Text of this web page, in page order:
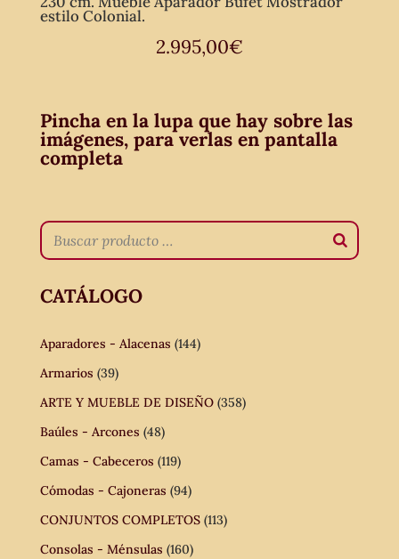
estilo Colonial.
2.995,00€
Pincha en la lupa que hay sobre las
imágenes, para verlas en pantalla
completa
CATÁLOGO
Aparadores - Alacenas (144)
Armarios (39)
ARTE Y MUEBLE DE DISEÑO (358)
Baúles - Arcones (48)
Camas - Cabeceros (119)
Cómodas - Cajoneras (94)
CONJUNTOS COMPLETOS (113)
Consolas - Ménsulas (160)